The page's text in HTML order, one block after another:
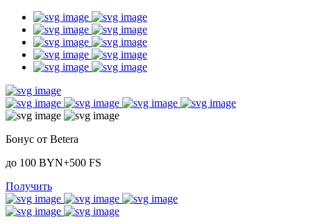
Бонус от Betera
до 100 BYN+500 FS
Получить